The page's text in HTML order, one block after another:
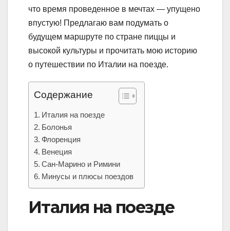
что время проведенное в мечтах — упущено
впустую! Предлагаю вам подумать о
будущем маршруте по стране пиццы и
высокой культуры и прочитать мою историю
о путешествии по Италии на поезде.
Содержание
Италия на поезде
Болонья
Флоренция
Венеция
Сан-Марино и Римини
Минусы и плюсы поездов
Италия на поезде